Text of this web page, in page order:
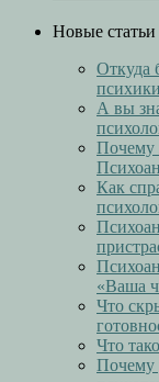
Новые статьи
Откуда
А вы
Почему
Как
«Ваша
Что
Что
Почему